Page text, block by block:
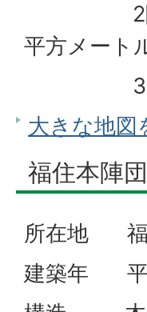
2階は
平方メート
3階は
大きな地図
福住本陣
所在地 福
建築年 平